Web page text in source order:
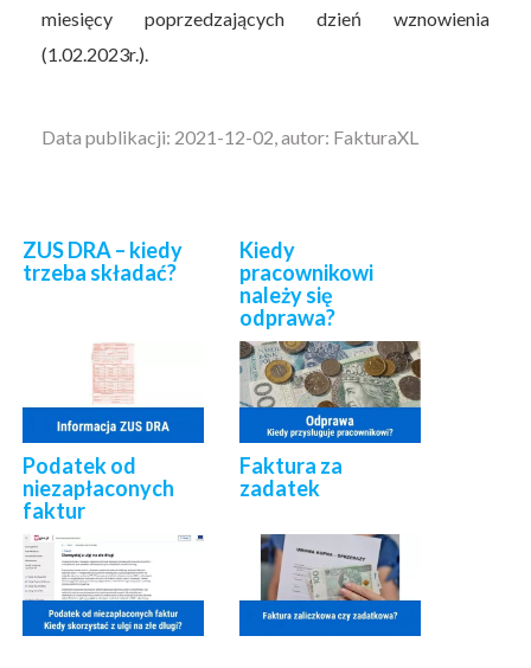
miesięcy poprzedzających dzień wznowienia
(1.02.2023r.).
Data publikacji: 2021-12-02, autor: FakturaXL
ZUS DRA – kiedy
trzeba składać?
Kiedy
pracownikowi
należy się
odprawa?
Podatek od
niezapłaconych
faktur
Faktura za
zadatek